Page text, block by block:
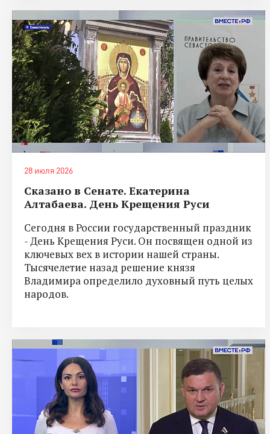
28 июля 2026
Сказано в Сенате. Екатерина
Алтабаева. День Крещения Руси
Сегодня в России государственный праздник
- День Крещения Руси. Он посвящен одной из
ключевых вех в истории нашей страны.
Тысячелетие назад решение князя
Владимира определило духовный путь целых
народов.